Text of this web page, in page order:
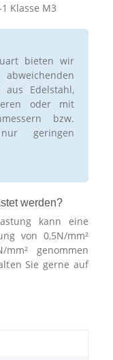
Klasse M3
bieten wir
Edelstahl,
oder mit
bzw.
geringen
werden?
kann eine
von 0,5N/mm²
genommen
Sie gerne auf